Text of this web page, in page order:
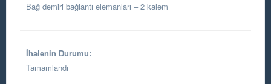
Bağ demiri bağlantı elemanları – 2 kalem
İhalenin Durumu:
Tamamlandı